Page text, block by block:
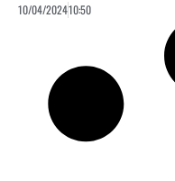
10/04/202410:50